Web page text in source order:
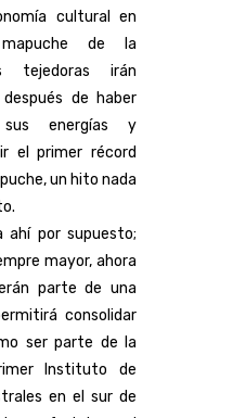
cultural en
de la
tejedoras irán
de haber
sus energías y
el primer récord
un hito nada
ahí por supuesto;
mayor, ahora
parte de una
consolidar
ser parte de la
Instituto de
en el sur de